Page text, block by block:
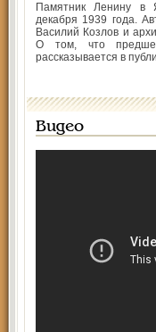
Памятник Ленину в
декабря 1939 года.
Василий Козлов и
О том, что
рассказывается в
Видео